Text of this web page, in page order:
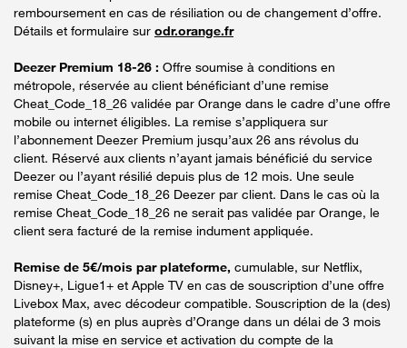
remboursement en cas de résiliation ou de changement d’offre.
Détails et formulaire sur odr.orange.fr
Deezer Premium 18-26 : Offre soumise à conditions en
métropole, réservée au client bénéficiant d’une remise
Cheat_Code_18_26 validée par Orange dans le cadre d’une offre
mobile ou internet éligibles. La remise s’appliquera sur
l’abonnement Deezer Premium jusqu’aux 26 ans révolus du
client. Réservé aux clients n’ayant jamais bénéficié du service
Deezer ou l’ayant résilié depuis plus de 12 mois. Une seule
remise Cheat_Code_18_26 Deezer par client. Dans le cas où la
remise Cheat_Code_18_26 ne serait pas validée par Orange, le
client sera facturé de la remise indument appliquée.
Remise de 5€/mois par plateforme, cumulable, sur Netflix,
Disney+, Ligue1+ et Apple TV en cas de souscription d’une offre
Livebox Max, avec décodeur compatible. Souscription de la (des)
plateforme (s) en plus auprès d’Orange dans un délai de 3 mois
suivant la mise en service et activation du compte de la